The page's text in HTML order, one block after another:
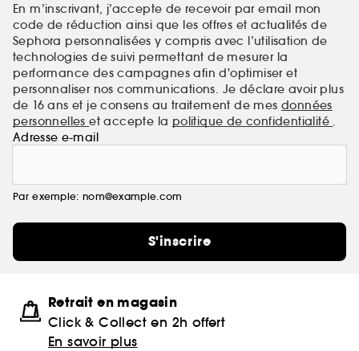
En m’inscrivant, j’accepte de recevoir par email mon
code de réduction ainsi que les offres et actualités de
Sephora personnalisées y compris avec l’utilisation de
technologies de suivi permettant de mesurer la
performance des campagnes afin d'optimiser et
personnaliser nos communications. Je déclare avoir plus
de 16 ans et je consens au traitement de mes données
personnelleset accepte la politique de confidentialité .
Adresse e-mail
Par exemple: nom@example.com
S'inscrire
Retrait en magasin
Click & Collect en 2h offert
En savoir plus